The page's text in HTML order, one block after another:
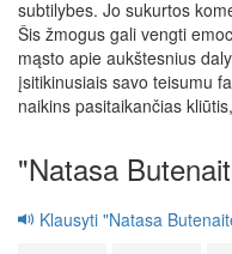
subtilybes. Jo sukurtos
Šis žmogus gali vengti
mąsto apie aukštesnius
įsitikinusiais savo teisumu
naikins pasitaikančias
"Natasa
Klausyti "Natasa